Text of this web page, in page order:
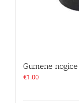
Gumene
€1.00